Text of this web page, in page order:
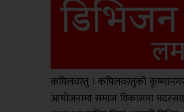
कपिलवस्तु । कपिलवस्तुको
आयोजनामा समाज विकासमा